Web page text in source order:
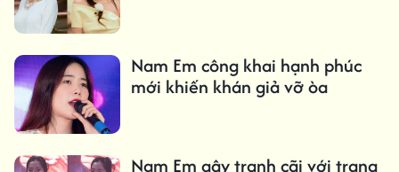
Nam Em công khai hạnh phúc
mới khiến khán giả vỡ òa
Nam Em gây tranh cãi với trang